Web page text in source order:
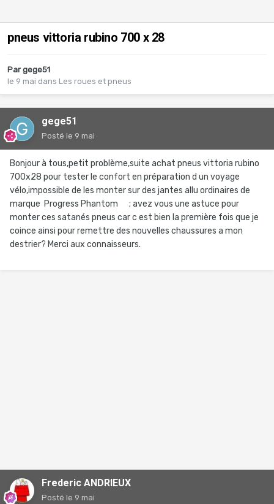
pneus vittoria rubino 700 x 28
Par gege51
le 9 mai dans Les roues et pneus
gege51
Posté le 9 mai
Bonjour à tous,petit problème,suite achat pneus vittoria rubino
700x28 pour tester le confort en préparation d un voyage
vélo,impossible de les monter sur des jantes allu ordinaires de
marque Progress Phantom ; avez vous une astuce pour
monter ces satanés pneus car c est bien la première fois que je
coince ainsi pour remettre des nouvelles chaussures a mon
destrier? Merci aux connaisseurs.
Frederic ANDRIEUX
Posté le 9 mai